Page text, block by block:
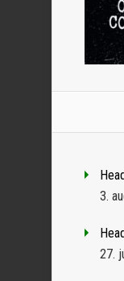
3.
27.